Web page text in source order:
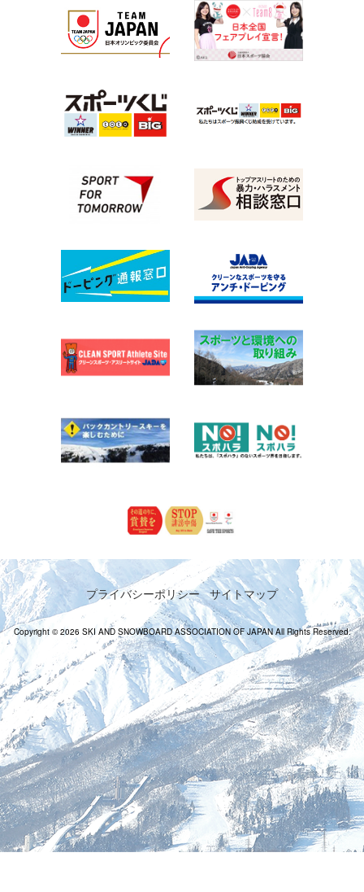
プライバシーポリシー サイトマップ
Copyright © 2026 SKI AND SNOWBOARD ASSOCIATION OF JAPAN All Rights Reserved.